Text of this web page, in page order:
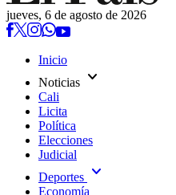
jueves, 6 de agosto de 2026
Inicio
Noticias expand_more
Cali
Licita
Política
Elecciones
Judicial
Deportes expand_more
Economía